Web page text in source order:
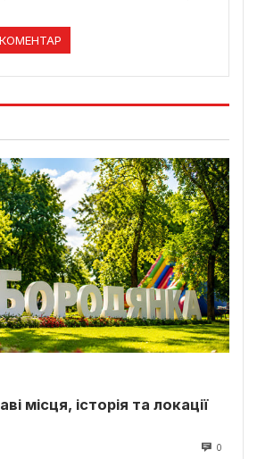
місця, історія та локації
0